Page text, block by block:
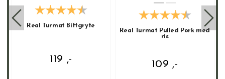
Real Turmat Biffgryte
119 ,-
Real Turmat Pulled Pork med
ris
109 ,-